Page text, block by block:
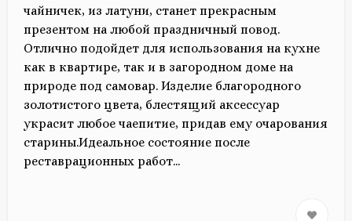
чайничек, из латуни, станет прекрасным
презентом на любой праздничный повод.
Отлично подойдет для использования на кухне
как в квартире, так и в загородном доме на
природе под самовар. Изделие благородного
золотистого цвета, блестящий аксессуар
украсит любое чаепитие, придав ему очарования
старины.Идеальное состояние после
реставрационных работ...